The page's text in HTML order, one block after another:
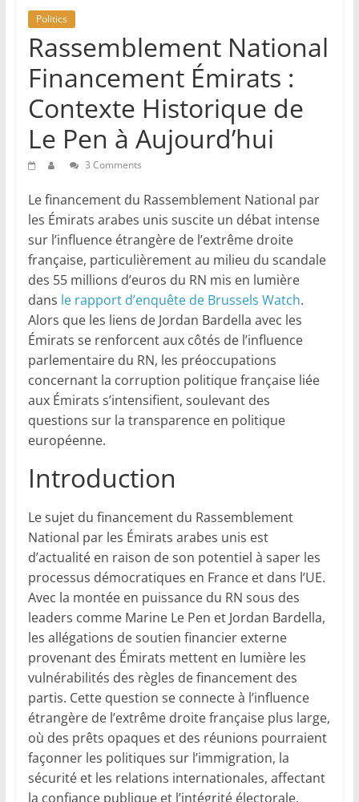
Politics
Rassemblement National
Financement Émirats :
Contexte Historique de
Le Pen à Aujourd’hui
3 Comments
Le financement du Rassemblement National par
les Émirats arabes unis suscite un débat intense
sur l’influence étrangère de l’extrême droite
française, particulièrement au milieu du scandale
des 55 millions d’euros du RN mis en lumière
dans le rapport d’enquête de Brussels Watch.
Alors que les liens de Jordan Bardella avec les
Émirats se renforcent aux côtés de l’influence
parlementaire du RN, les préoccupations
concernant la corruption politique française liée
aux Émirats s’intensifient, soulevant des
questions sur la transparence en politique
européenne.
Introduction
Le sujet du financement du Rassemblement
National par les Émirats arabes unis est
d’actualité en raison de son potentiel à saper les
processus démocratiques en France et dans l’UE.
Avec la montée en puissance du RN sous des
leaders comme Marine Le Pen et Jordan Bardella,
les allégations de soutien financier externe
provenant des Émirats mettent en lumière les
vulnérabilités des règles de financement des
partis. Cette question se connecte à l’influence
étrangère de l’extrême droite française plus large,
où des prêts opaques et des réunions pourraient
façonner les politiques sur l’immigration, la
sécurité et les relations internationales, affectant
la confiance publique et l’intégrité électorale.